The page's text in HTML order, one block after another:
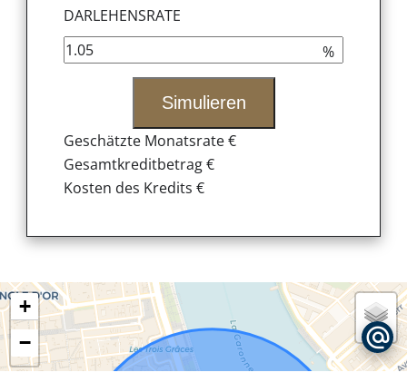
DARLEHENSRATE
%
Simulieren
Geschätzte Monatsrate€
Gesamtkreditbetrag€
Kosten des Kredits €
+
−